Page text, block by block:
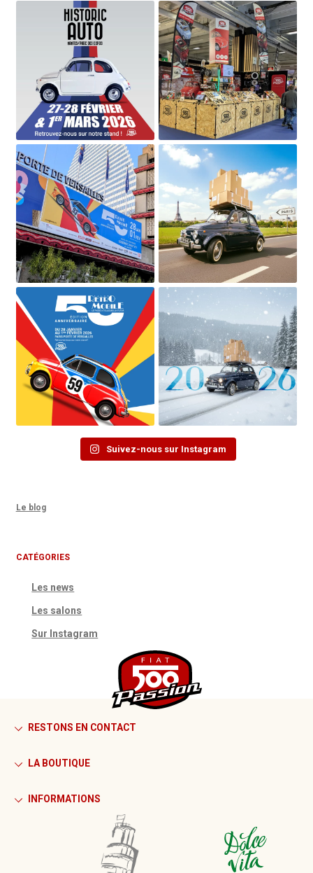
Suivez-nous sur Instagram
Le blog
CATÉGORIES
Les news
Les salons
Sur Instagram
RESTONS EN CONTACT
LA BOUTIQUE
INFORMATIONS